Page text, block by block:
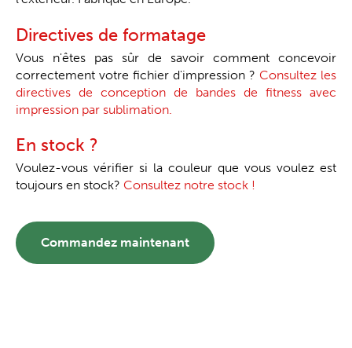
Directives de formatage
Vous n'êtes pas sûr de savoir comment concevoir
correctement votre fichier d'impression ?Consultez les
directives de conception de bandes de fitness avec
impression par sublimation.
En stock ?
Voulez-vous vérifier si la couleur que vous voulez est
toujours en stock? Consultez notre stock !
Commandez maintenant